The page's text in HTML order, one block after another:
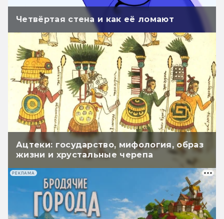
Четвёртая стена и как её ломают
Ацтеки: государство, мифология, образ
жизни и хрустальные черепа
РЕКЛАМА